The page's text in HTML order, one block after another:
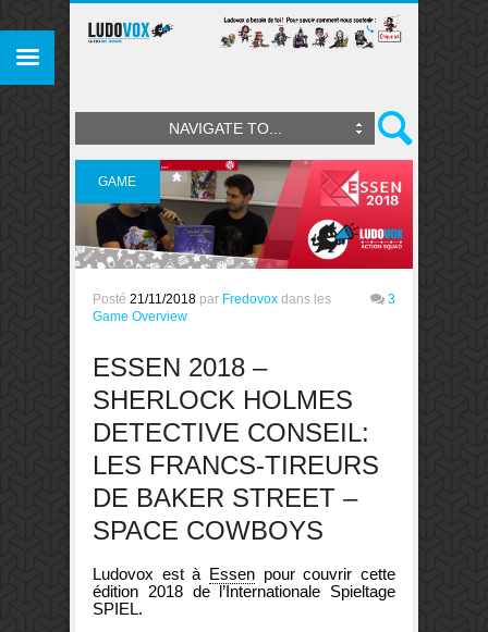
NAVIGATE TO...
GAME
OVERVIEW
Posté 21/11/2018 par Fredovox dans les
Game Overview
3
ESSEN 2018 –
SHERLOCK HOLMES
DETECTIVE CONSEIL:
LES FRANCS-TIREURS
DE BAKER STREET –
SPACE COWBOYS
Ludovox est à Essen pour couvrir cette
édition 2018 de l’Internationale Spieltage
SPIEL.